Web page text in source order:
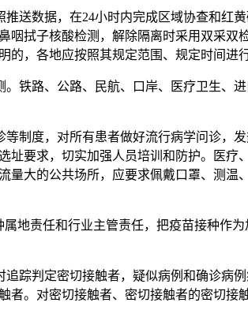
送数据，在24小时内完成区域协查和红
咽拭子核酸检测，解除隔离时采用双采
，各地应按照其规定范围、规定时间进
铁路、公路、民航、口岸、医疗卫生、
制度，对所有患者做好流行病学问诊，
要求，切实加强人员培训和防护。医
大的公共场所，应要求佩戴口罩、测
地责任和行业主管责任，把疫苗接种作
踪判定密切接触者，疑似病例和确诊病
。对密切接触者、密切接触者的密切接